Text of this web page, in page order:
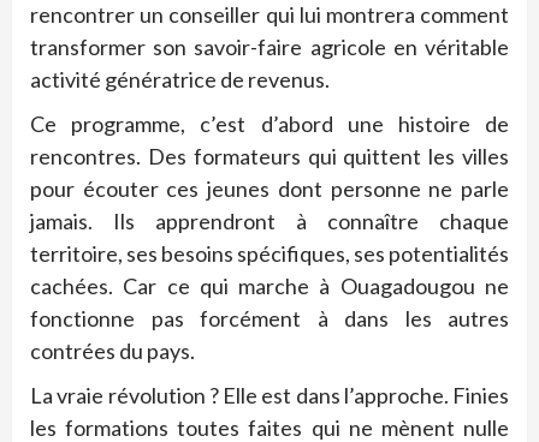
rencontrer un conseiller qui lui montrera comment
transformer son savoir-faire agricole en véritable
activité génératrice de revenus.
Ce programme, c’est d’abord une histoire de
rencontres. Des formateurs qui quittent les villes
pour écouter ces jeunes dont personne ne parle
jamais. Ils apprendront à connaître chaque
territoire, ses besoins spécifiques, ses potentialités
cachées. Car ce qui marche à Ouagadougou ne
fonctionne pas forcément à dans les autres
contrées du pays.
La vraie révolution ? Elle est dans l’approche. Finies
les formations toutes faites qui ne mènent nulle